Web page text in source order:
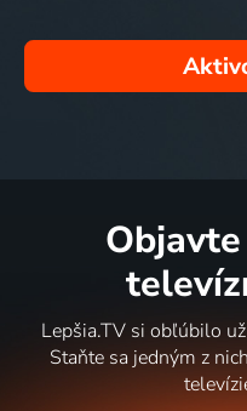
Lepšia.TV si obľúbilo
Staňte sa jedným z